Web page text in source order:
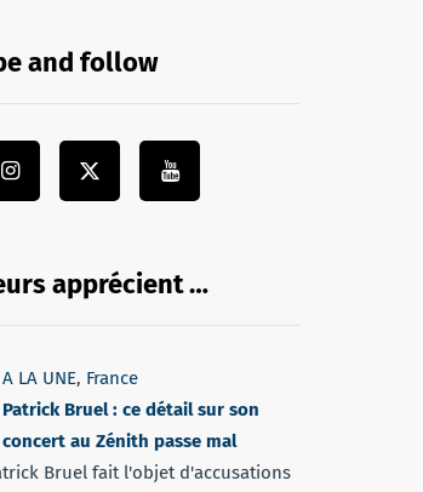
and follow
apprécient …
A LA UNE, France
Patrick Bruel : ce détail sur son
concert au Zénith passe mal
Bruel fait l'objet d'accusations